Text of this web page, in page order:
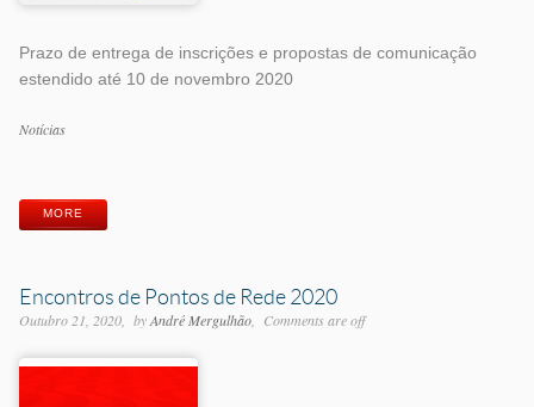
Prazo de entrega de inscrições e propostas de comunicação
estendido até 10 de novembro 2020
Categorias
Notícias
MORE
Encontros de Pontos de Rede 2020
Outubro 21, 2020 byAndré Mergulhão Comments are off